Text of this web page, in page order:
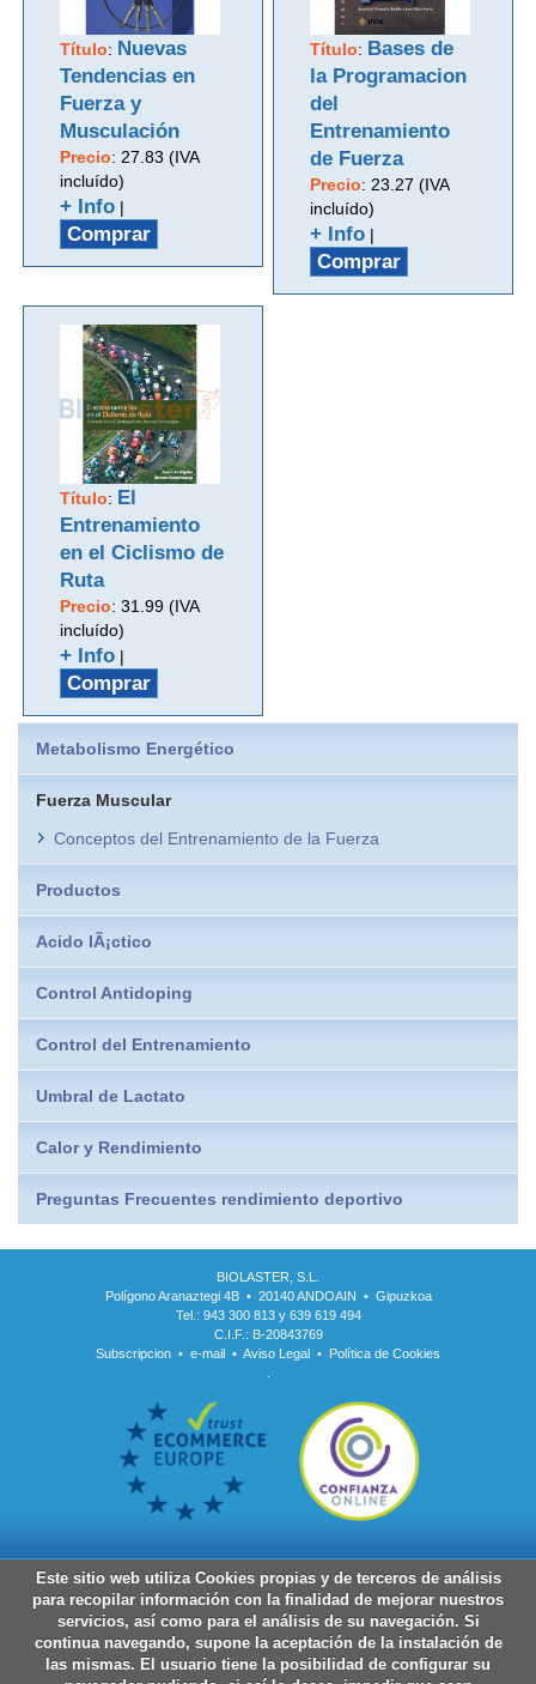
Título: Nuevas
Tendencias en
Fuerza y
Musculación
Precio:27.83 (IVA
incluído)
+ Info |
Comprar
Título: Bases de
la Programacion
del
Entrenamiento
de Fuerza
Precio:23.27 (IVA
incluído)
+ Info |
Comprar
Título: El
Entrenamiento
en el Ciclismo de
Ruta
Precio:31.99 (IVA
incluído)
+ Info |
Comprar
Metabolismo Energético
Fuerza Muscular
Conceptos del Entrenamiento de la Fuerza
Productos
Acido lÃ¡ctico
Control Antidoping
Control del Entrenamiento
Umbral de Lactato
Calor y Rendimiento
Preguntas Frecuentes rendimiento deportivo
BIOLASTER, S.L.
Polígono Aranaztegi 4B • 20140 ANDOAIN • Gipuzkoa
Tel.: 943 300 813 y 639 619 494
C.I.F.: B-20843769
Subscripcion • e-mail • Aviso Legal • Política de Cookies
Este sitio web utiliza Cookies propias y de terceros de análisis
para recopilar información con la finalidad de mejorar nuestros
servicios, así como para el análisis de su navegación. Si
continua navegando, supone la aceptación de la instalación de
las mismas. El usuario tiene la posibilidad de configurar su